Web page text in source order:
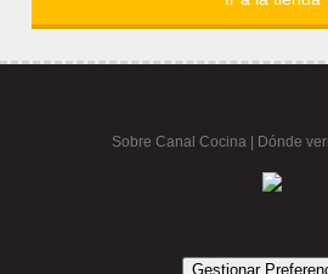
Sobre Canal Cocina Dónde
Gestionar